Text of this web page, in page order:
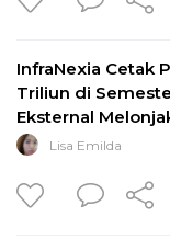
InfraNexia Cetak
Triliun di
Eksternal
Lisa Emilda